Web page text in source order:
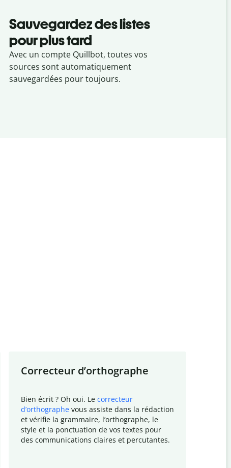
Sauvegardez des listes
pour plus tard
Avec un compte Quillbot, toutes vos
sources sont automatiquement
sauvegardées pour toujours.
Correcteur d’orthographe
Bien écrit ? Oh oui. Le correcteur
d’orthographevous assiste dans la rédaction
et vérifie la grammaire, l’orthographe, le
style et la ponctuation de vos textes pour
des communications claires et percutantes.